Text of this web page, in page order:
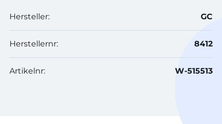
Hersteller: GC
Herstellernr: 8412
Artikelnr: W-515513